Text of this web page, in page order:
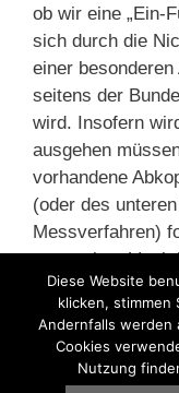
ob wir eine „Ein-
sich durch die
einer
seitens der
wird. Insofern
ausgehen
vorhandene
(oder des
Messverfahren)
es zu einer
noch
rauszukommen.
Kategorien
Arbeitsmarkt,
Diese Website
klicken, stimmen
Andernfalls werden
Cookies
Nutzung